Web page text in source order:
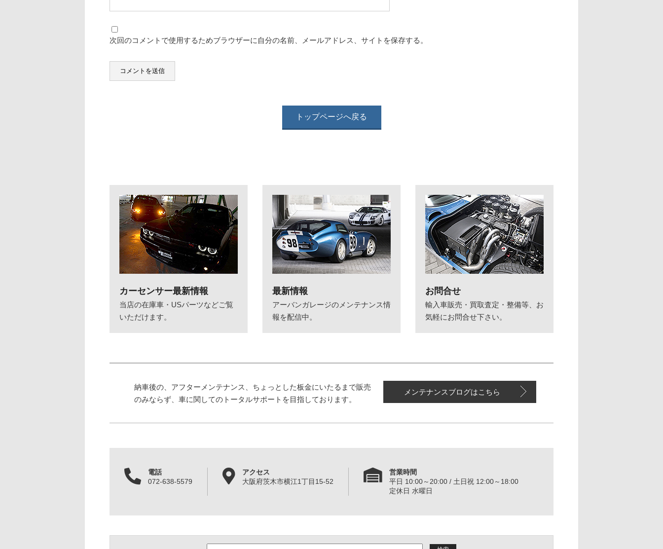
次回のコメントで使用するためブラウザーに自分の名前、メールアドレス、サイトを保存する。
トップページへ戻る
カーセンサー最新情報
当店の在庫車・USパーツなどご覧
いただけます。
最新情報
アーバンガレージのメンテナンス情
報を配信中。
お問合せ
輸入車販売・買取査定・整備等、お
気軽にお問合せ下さい。
納車後の、アフターメンテナンス、ちょっとした板金にいたるまで販売
のみならず、車に関してのトータルサポートを目指しております。
メンテナンスブログはこちら
電話
072-638-5579
アクセス
大阪府茨木市横江1丁目15-52
営業時間
平日 10:00～20:00 / 土日祝 12:00～18:00
定休日 水曜日